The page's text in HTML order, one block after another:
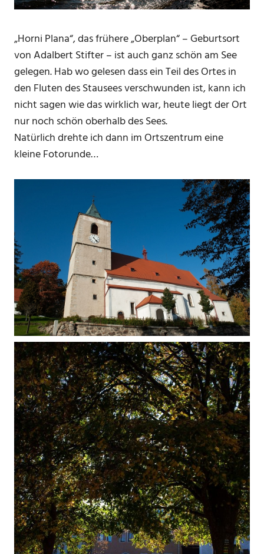
„Horni Plana“, das frühere „Oberplan“ – Geburtsort
von Adalbert Stifter – ist auch ganz schön am See
gelegen. Hab wo gelesen dass ein Teil des Ortes in
den Fluten des Stausees verschwunden ist, kann ich
nicht sagen wie das wirklich war, heute liegt der Ort
nur noch schön oberhalb des Sees.
Natürlich drehte ich dann im Ortszentrum eine
kleine Fotorunde…